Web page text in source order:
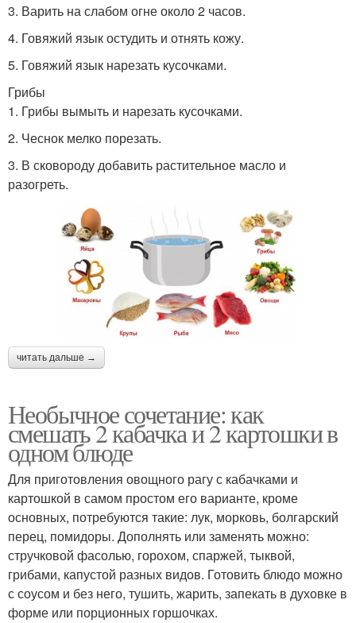
3. Варить на слабом огне около 2 часов.
4. Говяжий язык остудить и отнять кожу.
5. Говяжий язык нарезать кусочками.
Грибы
1. Грибы вымыть и нарезать кусочками.
2. Чеснок мелко порезать.
3. В сковороду добавить растительное масло и
разогреть.
читать дальше →
Необычное сочетание: как
смешать 2 кабачка и 2 картошки в
одном блюде
Для приготовления овощного рагу с кабачками и
картошкой в самом простом его варианте, кроме
основных, потребуются такие: лук, морковь, болгарский
перец, помидоры. Дополнять или заменять можно:
стручковой фасолью, горохом, спаржей, тыквой,
грибами, капустой разных видов. Готовить блюдо можно
с соусом и без него, тушить, жарить, запекать в духовке в
форме или порционных горшочках.